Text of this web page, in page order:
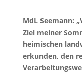
MdL Seemann:
Ziel meiner
heimischen
erkunden, den